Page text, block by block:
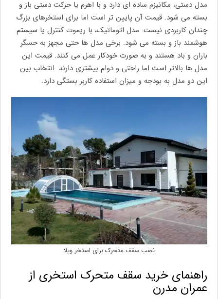
مدل دستی، مکانیزم ساده ای دارد و با اهرم یا حرکت دستی باز و
بسته می شود. قیمت آن پایین تر است اما برای استخرهای بزرگ
چندان کاربردی نیست. مدل اتوماتیک، با ریموت کنترل یا سیستم
هوشمند باز و بسته می شود. برخی مدل ها حتی مجهز به حسگر
باران و باد هستند و به صورت خودکار عمل می کنند. قیمت این
مدل ها بالاتر است اما راحتی و دوام بیشتری دارند. انتخاب بین
این دو مدل به بودجه و میزان استفاده کاربر بستگی دارد.
نصب سقف متحرک برای استخر ویلا
راهنمای خرید سقف متحرک استخری از
عمران مدرن